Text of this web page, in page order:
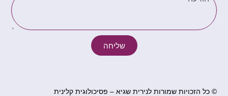
שליחה
© כל הזכויות שמורות לנירית שגיא – פסיכולוגית קלינית